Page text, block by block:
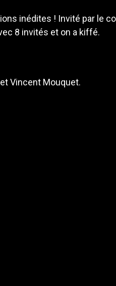
inédites ! Invité par le
8 invités et on a kiffé.
Vincent Mouquet.